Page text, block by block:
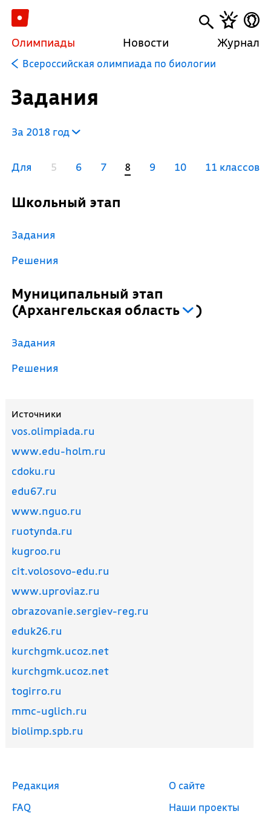
Олимпиады Новости Журнал
Всероссийская олимпиада по биологии
Задания
За 2018 год
Для 5 6 7 8 9 10 11 классов
Школьный этап
Задания
Решения
Муниципальный этап
(Архангельская область )
Задания
Решения
Источники
vos.olimpiada.ru
www.edu-holm.ru
cdoku.ru
edu67.ru
www.nguo.ru
ruotynda.ru
kugroo.ru
cit.volosovo-edu.ru
www.uproviaz.ru
obrazovanie.sergiev-reg.ru
eduk26.ru
kurchgmk.ucoz.net
kurchgmk.ucoz.net
togirro.ru
mmc-uglich.ru
biolimp.spb.ru
Редакция
FAQ
О сайте
Наши проекты